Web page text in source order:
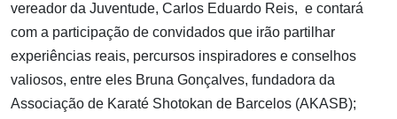
vereador da Juventude, Carlos Eduardo Reis, e contará
com a participação de convidados que irão partilhar
experiências reais, percursos inspiradores e conselhos
valiosos, entre eles Bruna Gonçalves, fundadora da
Associação de Karaté Shotokan de Barcelos (AKASB);